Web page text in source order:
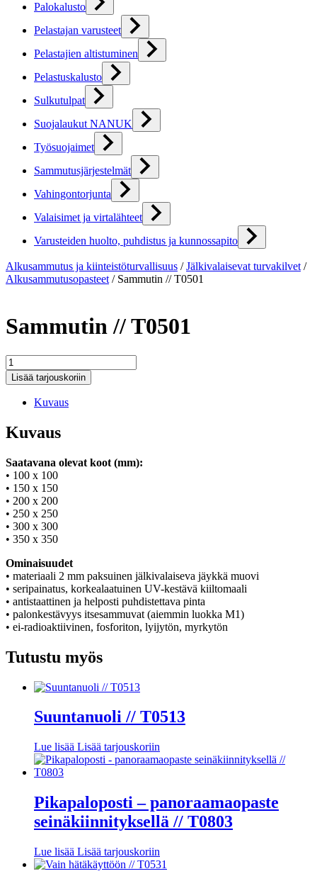
Palokalusto
Pelastajan varusteet
Pelastajien altistuminen
Pelastuskalusto
Sulkutulpat
Suojalaukut NANUK
Työsuojaimet
Sammutusjärjestelmät
Vahingontorjunta
Valaisimet ja virtalähteet
Varusteiden huolto, puhdistus ja kunnossapito
Alkusammutus ja kiinteistöturvallisuus /Jälkivalaisevat turvakilvet /
Alkusammutusopasteet / Sammutin // T0501
Sammutin // T0501
Sammutin
//
T0501
määrä
Lisää tarjouskoriin
Kuvaus
Kuvaus
Saatavana olevat koot (mm):
• 100 x 100
• 150 x 150
• 200 x 200
• 250 x 250
• 300 x 300
• 350 x 350
Ominaisuudet
• materiaali 2 mm paksuinen jälkivalaiseva jäykkä muovi
• seripainatus, korkealaatuinen UV-kestävä kiiltomaali
• antistaattinen ja helposti puhdistettava pinta
• palonkestävyys itsesammuvat (aiemmin luokka M1)
• ei-radioaktiivinen, fosforiton, lyijytön, myrkytön
Tutustu myös
Suuntanuoli // T0513
Lue lisää Lisää tarjouskoriin
Pikapaloposti – panoraamaopaste
seinäkiinnityksellä // T0803
Lue lisää Lisää tarjouskoriin